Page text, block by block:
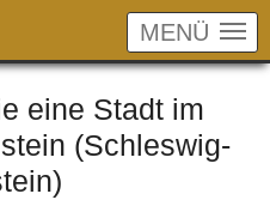
MENÜ
eine Stadt im
(Schleswig-